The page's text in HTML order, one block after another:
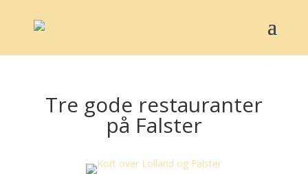
Tre gode restauranter
på Falster